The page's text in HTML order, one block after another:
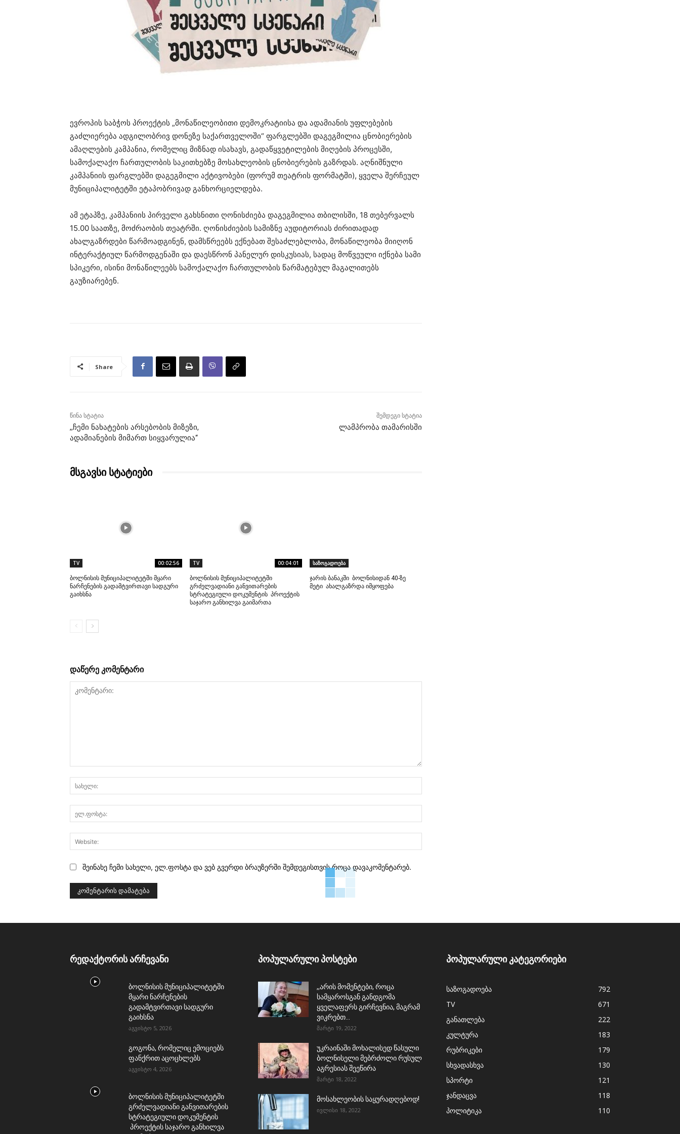
ევროპის საბჭოს პროექტის „მონაწილეობითი დემოკრატიისა და ადამიანის უფლებების
გაძლიერება ადგილობრივ დონეზე საქართველოში“ ფარგლებში დაგეგმილია ცნობიერების
ამაღლების კამპანია, რომელიც მიზნად ისახავს, გადაწყვეტილების მიღების პროცესში,
სამოქალაქო ჩართულობის საკითხებზე მოსახლეობის ცნობიერების გაზრდას. აღნიშნული
კამპანიის ფარგლებში დაგეგმილი აქტივობები (ფორუმ თეატრის ფორმატში), ყველა შერჩეულ
მუნიციპალიტეტში ეტაპობრივად განხორციელდება.
ამ ეტაპზე, კამპანიის პირველი გახსნითი ღონისძიება დაგეგმილია თბილისში, 18 თებერვალს
15.00 საათზე, მოძრაობის თეატრში. ღონისძიების სამიზნე აუდიტორიას ძირითადად
ახალგაზრდები წარმოადგინენ, დამსწრეებს ექნებათ შესაძლებლობა, მონაწილეობა მიიღონ
ინტერაქტიულ წარმოდგენაში და დაესწრონ პანელურ დისკუსიას, სადაც მოწვეული იქნება სამი
სპიკერი, ისინი მონაწილეებს სამოქალაქო ჩართულობის წარმატებულ მაგალითებს
გაუზიარებენ.
Share
წინა სტატია
,,ჩემი ნახატების არსებობის მიზეზი,
ადამიანების მიმართ სიყვარულია“
შემდეგი სტატია
ლამპრობა თამარისში
მსგავსი სტატიები
TV 00:02:56
ბოლნისის მუნიციპალიტეტში მყარი
ნარჩენების გადამტვირთავი სადგური
გაიხსნა
TV 00:04:01
ბოლნისის მუნიციპალიტეტში
გრძელვადიანი განვითარების
სტრატეგიული დოკუმენტის პროექტის
საჯარო განხილვა გაიმართა
საზოგადოება
ჯარის ბანაკში ბოლნისიდან 40-ზე
მეტი ახალგაზრდა იმყოფება
დაწერე კომენტარი
შეინახე ჩემი სახელი, ელ.ფოსტა და ვებ გვერდი ბრაუზერში შემდეგისთვის როცა დავაკომენტარებ.
რედაქტორის არჩევანი
ბოლნისის მუნიციპალიტეტში
მყარი ნარჩენების
გადამტვირთავი სადგური
გაიხსნა
აგვისტო 5, 2026
გოგონა, რომელიც ემოციებს
ფანქრით აცოცხლებს
აგვისტო 4, 2026
ბოლნისის მუნიციპალიტეტში
გრძელვადიანი განვითარების
სტრატეგიული დოკუმენტის
პროექტის საჯარო განხილვა
პოპულარული პოსტები
,,არის მომენტები, როცა
სამყაროსგან განდგომა
ყველაფერს გირჩევნია, მაგრამ
ვიკრებთ...
მარტი 19, 2022
უკრაინაში მოხალისედ წასული
ბოლნისელი მებრძოლი რუსულ
აგრესიას შეეწირა
მარტი 18, 2022
მოსახლეობის საყურადღებოდ!
ივლისი 18, 2022
პოპულარული კატეგორიები
საზოგადოება
792
TV
671
განათლება
222
კულტურა
183
რუბრიკები
179
სხვადასხვა
130
სპორტი
121
ჯანდაცვა
118
პოლიტიკა
110